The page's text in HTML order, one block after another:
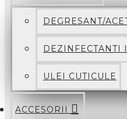
DEGRESANT/
DEZINFECTANTI
ULEI CUTICULE
ACCESORII